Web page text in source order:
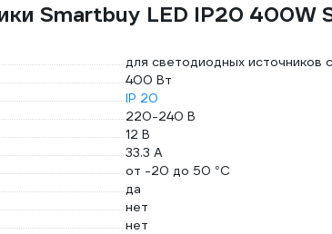
Smartbuy LED IP20 400W
для светодиодных источников
400 Вт
IP 20
220-240 В
12 В
33.3 А
от -20 до 50 °С
да
нет
нет